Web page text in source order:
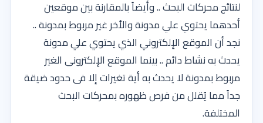
لنتائج محركات البحث .. وأيضاً بالمقارنة بين موقعين
أحدهما يحتوي علي مدونة والأخر غير مربوط بمدونة ..
نجد أن الموقع الإلكتروني الذي يحتوي علي مدونة
يحدث به نشاط دائم .. بينما الموقع الإلكترونى الغير
مربوط بمدونة لا يحدث به أية تغيرات إلا فى حدود ضيقة
جداً مما يُقلل من فرص ظهوره بمحركات البحث
المختلفة.